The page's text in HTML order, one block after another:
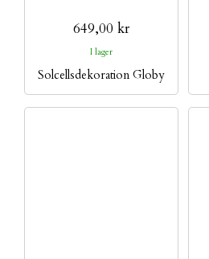
649,00 kr
I lager
Solcellsdekoration Globy
mark